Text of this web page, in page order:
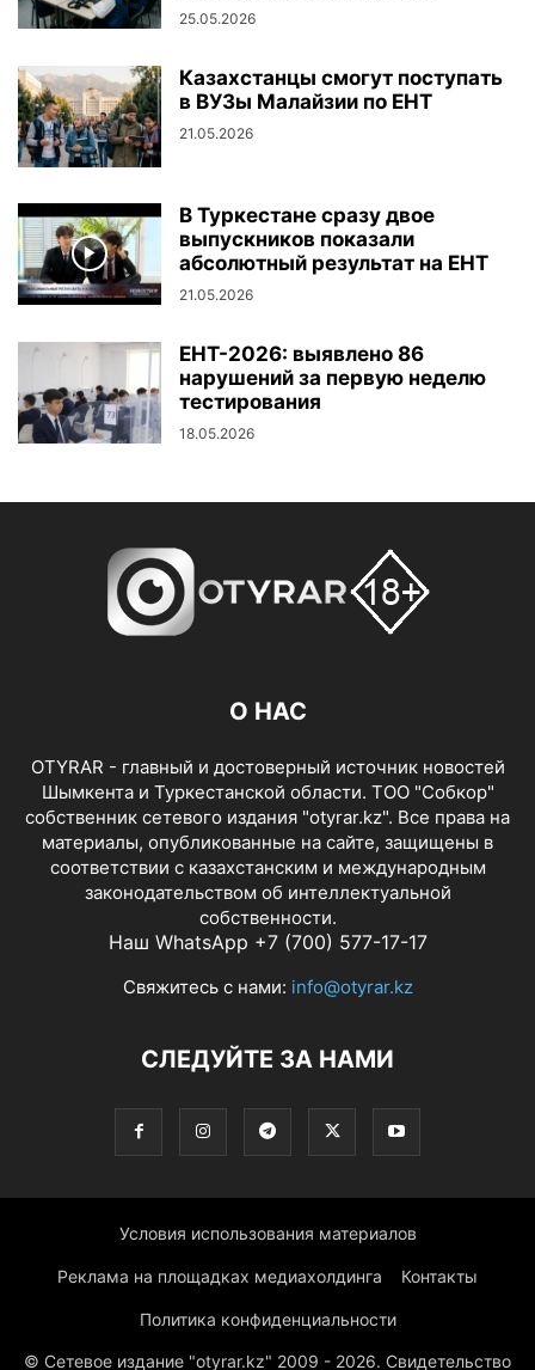
25.05.2026
Казахстанцы смогут поступать
в ВУЗы Малайзии по ЕНТ
21.05.2026
В Туркестане сразу двое
выпускников показали
абсолютный результат на ЕНТ
21.05.2026
ЕНТ-2026: выявлено 86
нарушений за первую неделю
тестирования
18.05.2026
О НАС
OTYRAR - главный и достоверный источник новостей
Шымкента и Туркестанской области. ТОО "Собкор"
собственник сетевого издания "otyrar.kz". Все права на
материалы, опубликованные на сайте, защищены в
соответствии с казахстанским и международным
законодательством об интеллектуальной
собственности.
Наш WhatsApp +7 (700) 577-17-17
Свяжитесь с нами: info@otyrar.kz
СЛЕДУЙТЕ ЗА НАМИ
Условия использования материалов
Реклама на площадках медиахолдинга Контакты
Политика конфиденциальности
© Сетевое издание "otyrar.kz" 2009 - 2026. Свидетельство